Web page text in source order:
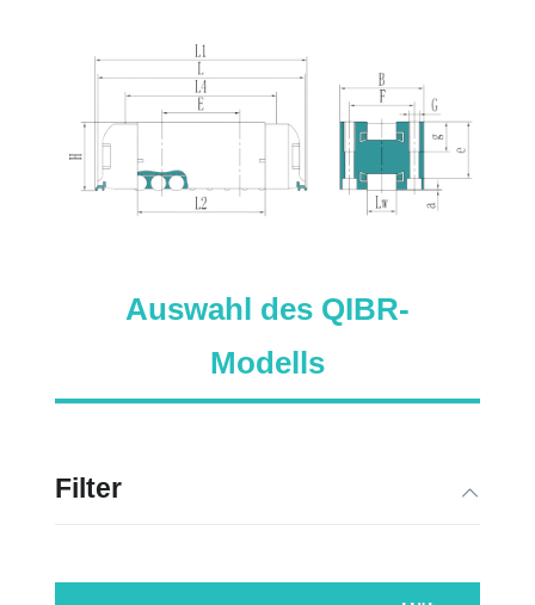
Auswahl des QIBR-
Modells
Filter